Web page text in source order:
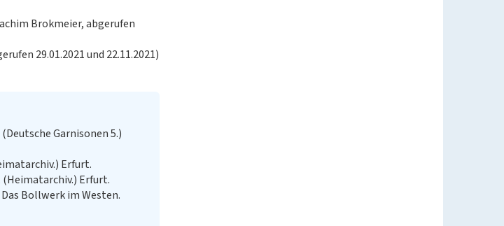
Brokmeier, abgerufen
29.01.2021 und 22.11.2021)
Garnisonen 5.)
Erfurt.
Erfurt.
Bollwerk im Westen.